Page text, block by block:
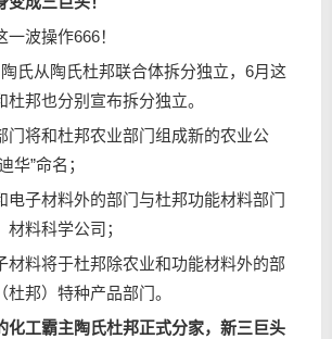
波操作666！
从陶氏杜邦联合体拆分独立，6月这
邦也分别宣布拆分独立。
将和杜邦农业部门组成新的农业公
华”命名；
子材料外的部门与杜邦功能材料部门
料科学公司；
料将于杜邦除农业和功能材料外的部
邦）特种产品部门。
化工霸主陶氏杜邦正式分家，新三巨头